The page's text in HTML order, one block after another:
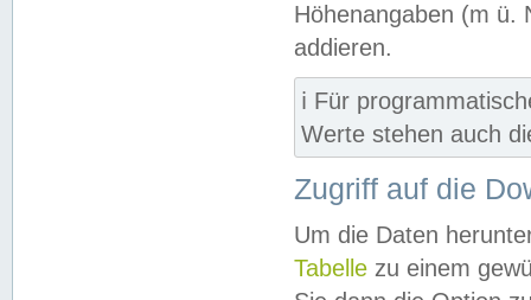
Höhenangaben (m ü.
addieren.
ℹ️ Für
Werte stehen auch
Zugriff auf die
Um die Daten
Tabelle zu einem